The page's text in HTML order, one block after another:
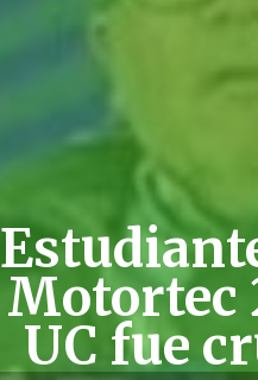
Motortec
UC fue